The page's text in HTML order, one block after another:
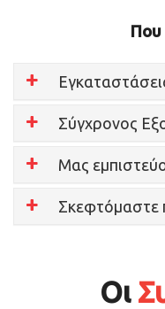
Που
Σύγχρονος
Μας
Σκεφτόμαστε
Οι